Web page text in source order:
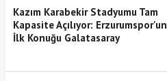
Kazım Karabekir Stadyumu Tam
Kapasite Açılıyor: Erzurumspor'un
İlk Konuğu Galatasaray